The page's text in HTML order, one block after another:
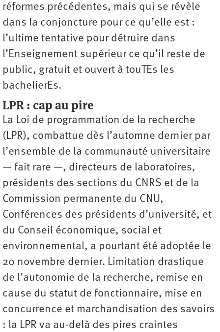
réformes précédentes, mais qui se révèle
dans la conjoncture pour ce qu’elle est :
l’ultime tentative pour détruire dans
l’Enseignement supérieur ce qu’il reste de
public, gratuit et ouvert à touTEs les
bachelierEs.
LPR : cap au pire
La Loi de programmation de la recherche
(LPR), combattue dès l’automne dernier par
l’ensemble de la communauté universitaire
— fait rare —, directeurs de laboratoires,
présidents des sections du CNRS et de la
Commission permanente du CNU,
Conférences des présidents d’université, et
du Conseil économique, social et
environnemental, a pourtant été adoptée le
20 novembre dernier. Limitation drastique
de l’autonomie de la recherche, remise en
cause du statut de fonctionnaire, mise en
concurrence et marchandisation des savoirs
: la LPR va au-delà des pires craintes